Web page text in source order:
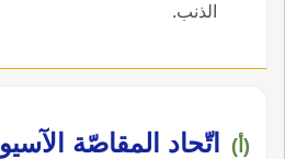
الذنب‏.
(أ) اتّحاد المقاصّة